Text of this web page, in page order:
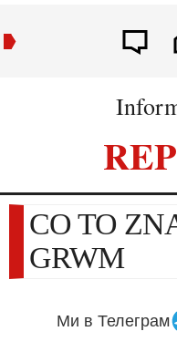
CO TO ZNACZY SKRÓT
GRWM
Ми в Телеграм